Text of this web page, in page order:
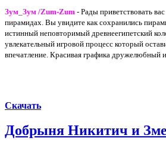
Зум_Зум /Zum-Zum - Рады приветствовать
пирамидах. Вы увидите как сохранились
истинный неповторимый древнеегипетский
увлекательный игровой процесс который
впечатление. Красивая графика дружелюбный
Скачать
Добрыня Никитич и